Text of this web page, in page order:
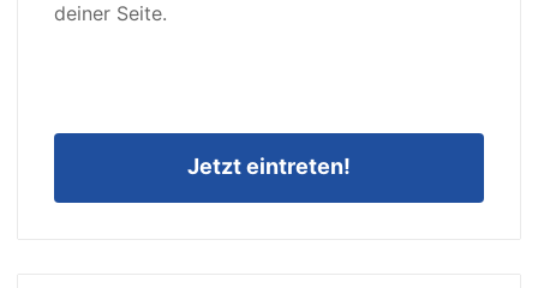
deiner Seite.
Jetzt eintreten!